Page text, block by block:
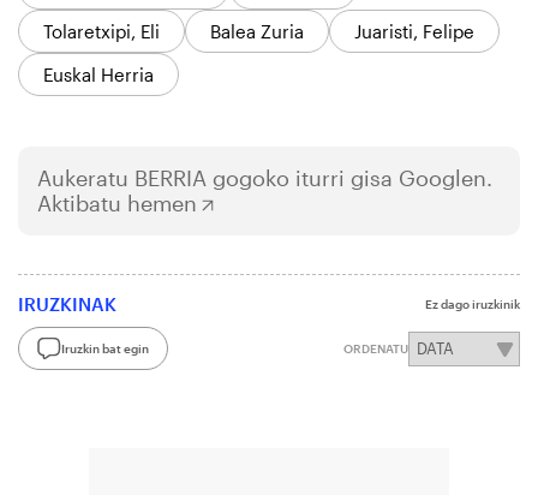
Tolaretxipi, Eli
Balea Zuria
Juaristi, Felipe
Euskal Herria
Aukeratu BERRIA gogoko iturri gisa Googlen.
Aktibatu hemen
IRUZKINAK Ez dago iruzkinik
Iruzkin bat egin ORDENATU